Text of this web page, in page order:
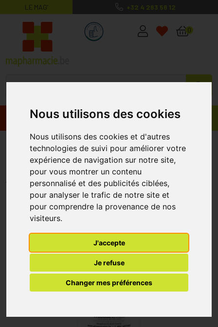
Nous utilisons des cookies
Nous utilisons des cookies et d'autres
technologies de suivi pour améliorer votre
expérience de navigation sur notre site,
pour vous montrer un contenu
personnalisé et des publicités ciblées,
pour analyser le trafic de notre site et
pour comprendre la provenance de nos
visiteurs.
J'accepte
Je refuse
Changer mes préférences
LE MAG’ +32 4 263 56 12
MaPharmacie.be ma santé, mes
0
Promos Produits
Cranber Plus Pharmanutrics 60
Comprimés
PHARMANUTRICS